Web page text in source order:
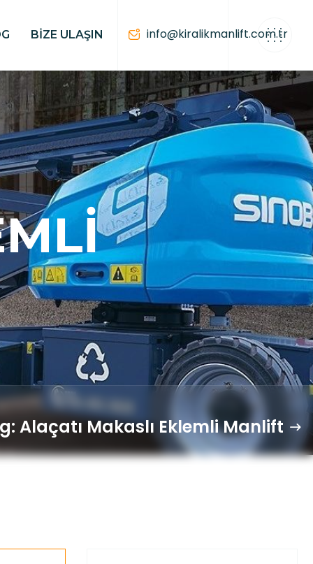
BIZE ULAŞIN info@kiralikmanlift.com.tr
Alaçatı Makaslı Eklemli Manlift